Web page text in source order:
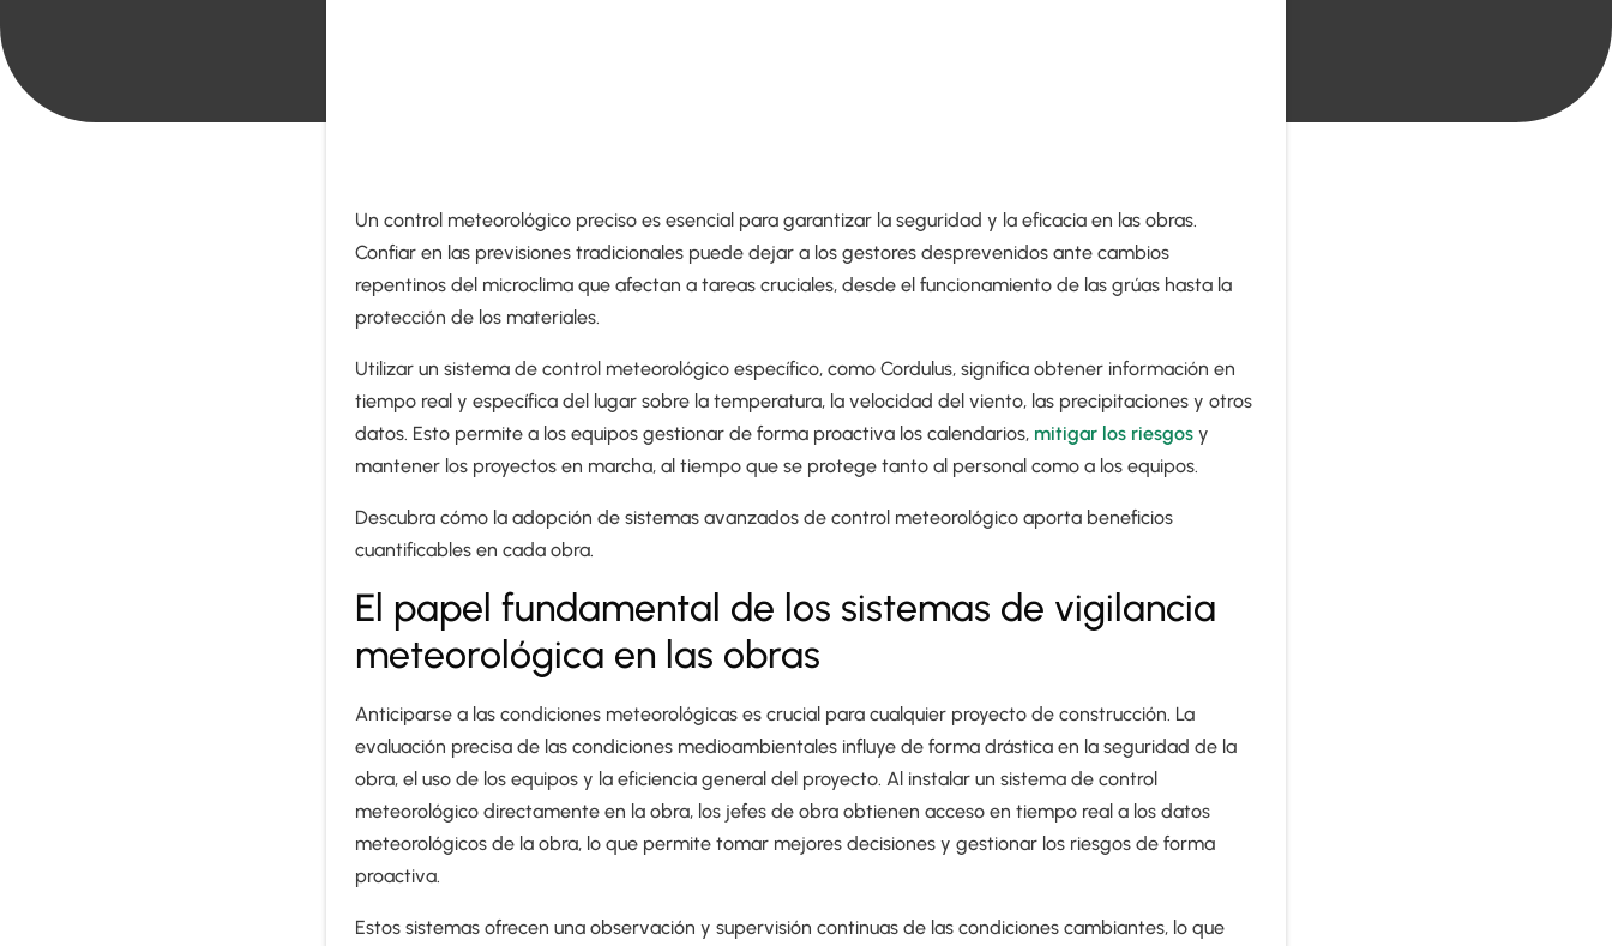
Un control meteorológico preciso es esencial para garantizar la seguridad y la eficacia en las obras.
Confiar en las previsiones tradicionales puede dejar a los gestores desprevenidos ante cambios
repentinos del microclima que afectan a tareas cruciales, desde el funcionamiento de las grúas hasta la
protección de los materiales.
Utilizar un sistema de control meteorológico específico, como Cordulus, significa obtener información en
tiempo real y específica del lugar sobre la temperatura, la velocidad del viento, las precipitaciones y otros
datos. Esto permite a los equipos gestionar de forma proactiva los calendarios, mitigar los riesgos y
mantener los proyectos en marcha, al tiempo que se protege tanto al personal como a los equipos.
Descubra cómo la adopción de sistemas avanzados de control meteorológico aporta beneficios
cuantificables en cada obra.
El papel fundamental de los sistemas de vigilancia
meteorológica en las obras
Anticiparse a las condiciones meteorológicas es crucial para cualquier proyecto de construcción. La
evaluación precisa de las condiciones medioambientales influye de forma drástica en la seguridad de la
obra, el uso de los equipos y la eficiencia general del proyecto. Al instalar un sistema de control
meteorológico directamente en la obra, los jefes de obra obtienen acceso en tiempo real a los datos
meteorológicos de la obra, lo que permite tomar mejores decisiones y gestionar los riesgos de forma
proactiva.
Estos sistemas ofrecen una observación y supervisión continuas de las condiciones cambiantes, lo que